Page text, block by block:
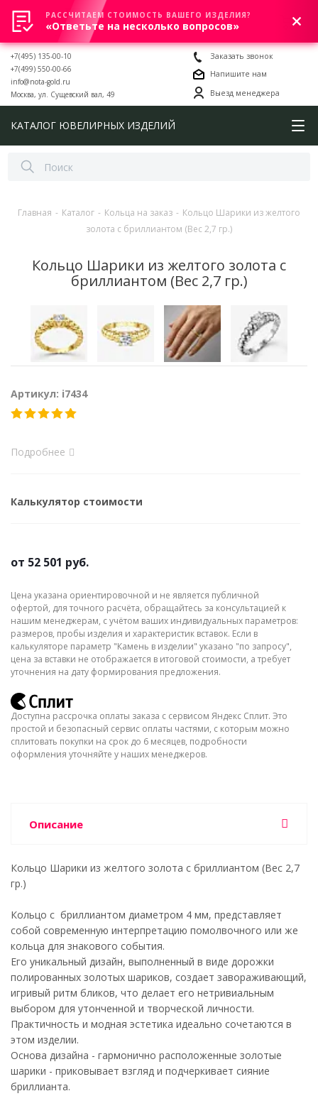
0
+7(495) 135-00-10
+7(499) 550-00-66
info@nota-gold.ru
Москва, ул. Сущевский вал, 49
Заказать звонок
Напишите нам
Выезд менеджера
КАТАЛОГ ЮВЕЛИРНЫХ ИЗДЕЛИЙ
Главная - Каталог - Кольца на заказ - Кольцо Шарики из желтого
золота с бриллиантом (Вес 2,7 гр.)
Кольцо Шарики из желтого золота с
бриллиантом (Вес 2,7 гр.)
Артикул: i7434
Подробнее
Калькулятор стоимости
от 52 501 руб.
Цена указана ориентировочной и не является публичной
офертой, для точного расчёта, обращайтесь за консультацией к
нашим менеджерам, с учётом ваших индивидуальных параметров:
размеров, пробы изделия и характеристик вставок. Если в
калькуляторе параметр "Камень в изделии" указано "по запросу",
цена за вставки не отображается в итоговой стоимости, а требует
уточнения на дату формирования предложения.
Доступна рассрочка оплаты заказа с сервисом Яндекс Сплит. Это
простой и безопасный сервис оплаты частями, с которым можно
сплитовать покупки на срок до 6 месяцев, подробности
оформления уточняйте у наших менеджеров.
Описание
Кольцо Шарики из желтого золота с бриллиантом (Вес 2,7
гр.)
Кольцо с бриллиантом диаметром 4 мм, представляет
собой современную интерпретацию помолвочного или же
кольца для знакового события.
Его уникальный дизайн, выполненный в виде дорожки
полированных золотых шариков, создает завораживающий,
игривый ритм бликов, что делает его нетривиальным
выбором для утонченной и творческой личности.
Практичность и модная эстетика идеально сочетаются в
этом изделии.
Основа дизайна - гармонично расположенные золотые
шарики - приковывает взгляд и подчеркивает сияние
бриллианта.
РАССЧИТАЕМ СТОИМОСТЬ ВАШЕГО ИЗДЕЛИЯ?
«Ответьте на несколько вопросов»